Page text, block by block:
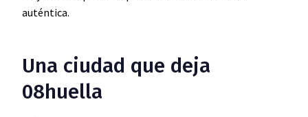
auténtica.
Una ciudad que deja
08huella